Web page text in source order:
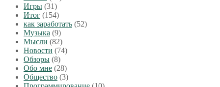
Игры (31)
Итог (154)
как заработать (52)
Музыка (9)
Мысли (82)
Новости (74)
Обзоры (8)
Обо мне (28)
Общество (3)